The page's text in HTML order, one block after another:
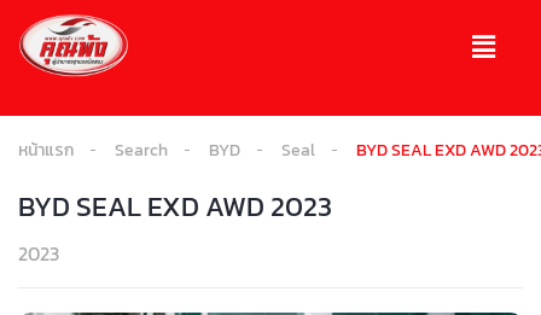
หน้าแรก Search BYD Seal BYD SEAL EXD AWD
BYD SEAL EXD AWD 2023
2023